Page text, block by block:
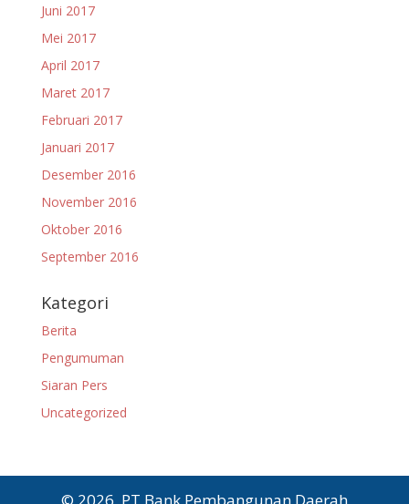
Juni 2017
Mei 2017
April 2017
Maret 2017
Februari 2017
Januari 2017
Desember 2016
November 2016
Oktober 2016
September 2016
Kategori
Berita
Pengumuman
Siaran Pers
Uncategorized
© 2026, PT Bank Pembangunan Daerah